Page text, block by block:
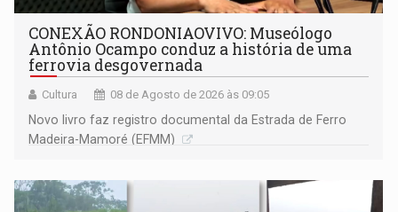
CONEXÃO RONDONIAOVIVO: Museólogo
Antônio Ocampo conduz a história de uma
ferrovia desgovernada
Cultura 08 de Agosto de 2026 às 09:05
Novo livro faz registro documental da Estrada de Ferro
Madeira-Mamoré (EFMM)